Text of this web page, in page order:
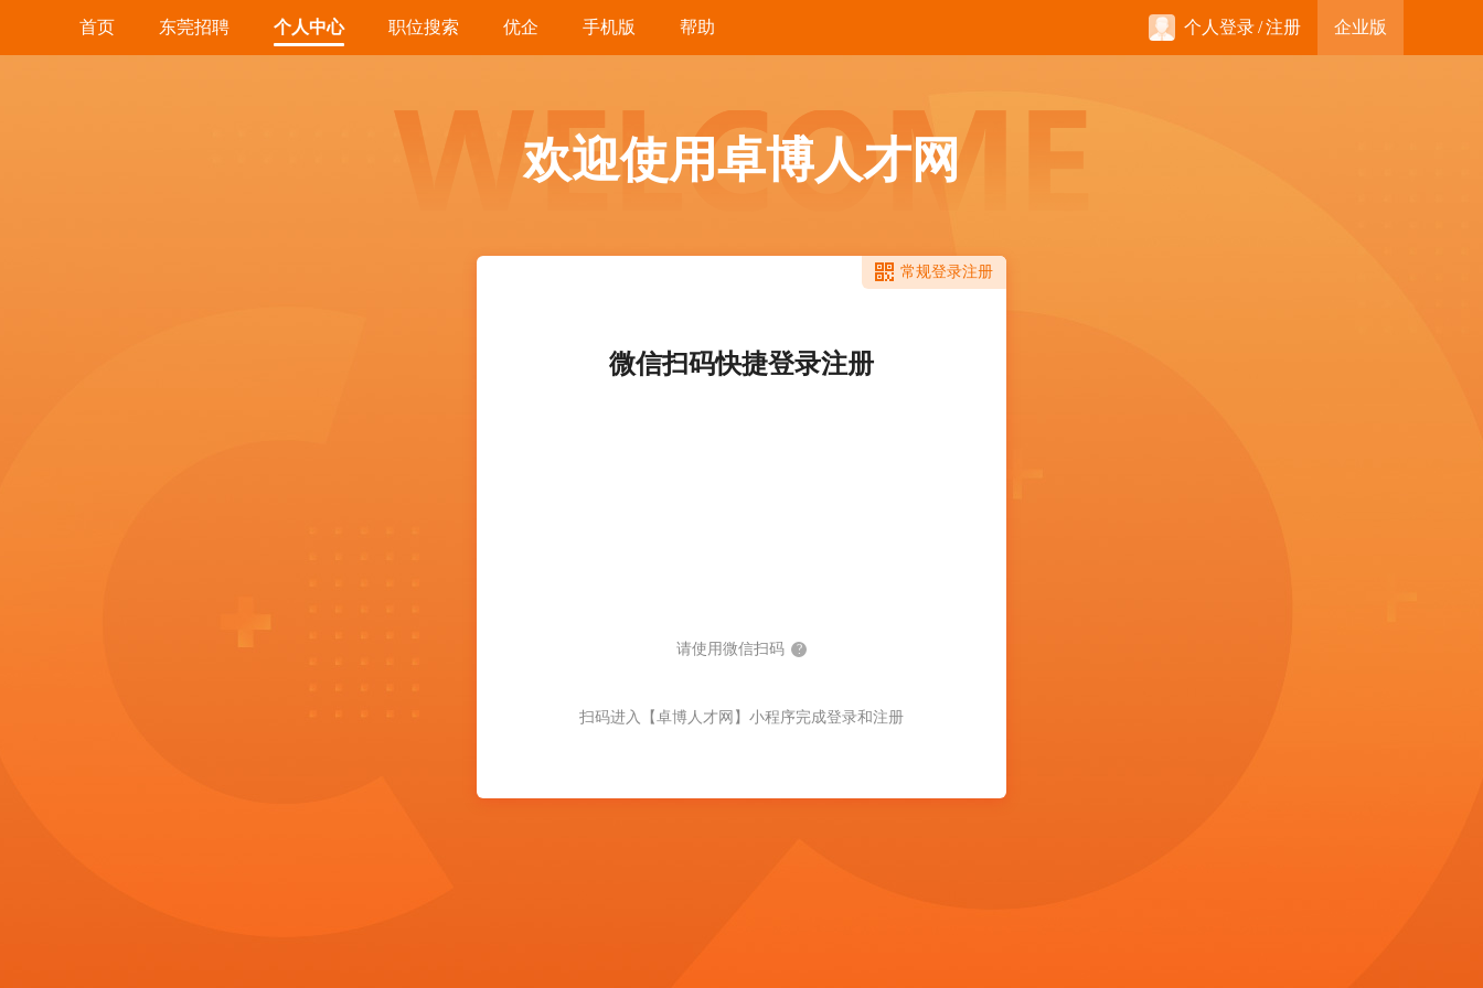
首页 东莞招聘 个人中心 职位搜索 优企 手机版 帮助 个人登录/注册 企业版
欢迎使用卓博人才网
常规登录注册
微信扫码快捷登录注册
请使用微信扫码 ?
扫码进入【卓博人才网】小程序完成登录和注册